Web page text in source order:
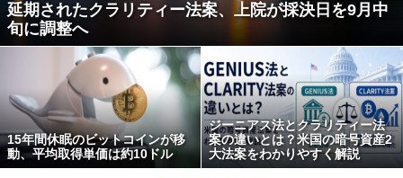
延期されたクラリティー法案、上院が採決日を9月中
旬に調整へ
15年間休眠のビットコインが移
動、平均取得単価は約10ドル
ジーニアス法とクラリティー法
案の違いとは？米国の暗号資産2
大法案をわかりやすく解説